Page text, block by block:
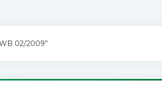
02/2009”